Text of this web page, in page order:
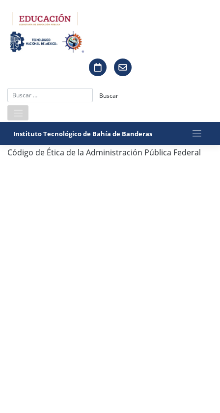
contenido
Instituto Tecnológico de Bahía de Banderas
Código de Ética de la Administración Pública Federal